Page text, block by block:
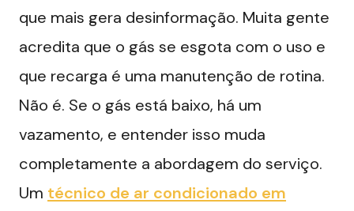
que mais gera desinformação. Muita gente
acredita que o gás se esgota com o uso e
que recarga é uma manutenção de rotina.
Não é. Se o gás está baixo, há um
vazamento, e entender isso muda
completamente a abordagem do serviço.
Um técnico de ar condicionado em